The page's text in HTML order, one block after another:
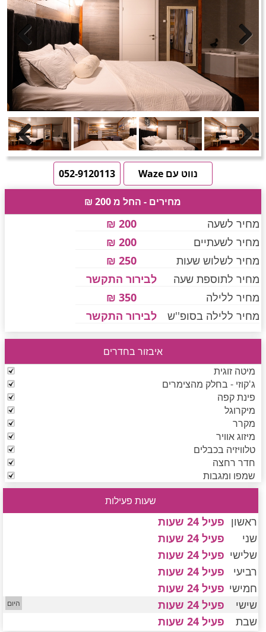
חדרים לפי שעה באזור ירושלים
חדרים לפי שעה באזור השפלה
חדרים לפי שעה בהשרון
חדרים לפי שעה בנגב
חדרים לפי שעה בגליל עליון
חדרים לפי שעה בחוף הכרמל
חדרים לפי שעה בחיפה קריות
חדרים לפי שעה בכנרת גליל תחתון עמקים
חדרים לפי שעה ברמת הגולן
חדרים לפי שעה בהערבה
חדרים לפי שעה במישור החוף הדרומי
טוען תמונות..... Previous Next
Previous
Next
052-9120113
נווט עם Waze
מחירים - החל מ 200 ₪
מחיר לשעה
200 ₪
מחיר לשעתיים
200 ₪
מחיר לשלוש שעות
250 ₪
מחיר לתוספת שעה
לבירור התקשר
מחיר ללילה
350 ₪
מחיר ללילה בסופ''ש
לבירור התקשר
איבזור בחדרים
מיטה זוגית
ג'קוזי - בחלק מהצימרים
פינת קפה
מיקרוגל
מקרר
מיזוג אוויר
טלוויזיה בכבלים
חדר רחצה
שמפו ומגבות
שעות פעילות
ראשון פעיל 24 שעות
שני
פעיל 24 שעות
שלישי פעיל 24 שעות
רביעי
פעיל 24 שעות
חמישי פעיל 24 שעות
שישי
פעיל 24 שעות
שבת
פעיל 24 שעות